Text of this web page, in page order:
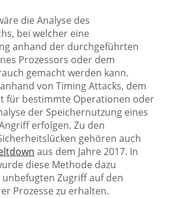
die Analyse des
bei welcher eine
anhand der durchgeführten
Prozessors oder dem
gemacht werden kann.
von Timing Attacks, dem
für bestimmte Operationen oder
der Speichernutzung eines
erfolgen. Zu den
gehören auch
aus dem Jahre 2017. In
diese Methode dazu
Zugriff auf den
Prozesse zu erhalten.